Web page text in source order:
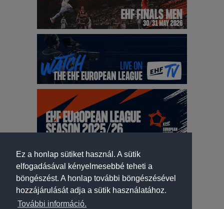
Ez a honlap sütiket használ. A sütik
elfogadásával kényelmesebbé teheti a
böngészést. A honlap további böngészésével
hozzájárulását adja a sütik használatához.
További információ.